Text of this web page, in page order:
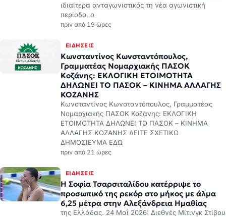
ιδιαίτερα ανταγωνιστικός τη νέα αγωνιστική
περίοδο, ο
πριν από 19 ώρες
ΕΙΔΉΣΕΙΣ
Κωνσταντίνος Κωνσταντόπουλος,
Γραμματέας Νομαρχιακής ΠΑΣΟΚ
Κοζάνης: ΕΚΛΟΓΙΚΗ ΕΤΟΙΜΟΤΗΤΑ
ΔΗΛΩΝΕΙ ΤΟ ΠΑΣΟΚ – ΚΙΝΗΜΑ ΑΛΛΑΓΗΣ
ΚΟΖΑΝΗΣ
Κωνσταντίνος Κωνσταντόπουλος, Γραμματέας
Νομαρχιακής ΠΑΣΟΚ Κοζάνης: ΕΚΛΟΓΙΚΗ
ΕΤΟΙΜΟΤΗΤΑ ΔΗΛΩΝΕΙ ΤΟ ΠΑΣΟΚ – ΚΙΝΗΜΑ
ΑΛΛΑΓΗΣ ΚΟΖΑΝΗΣ ΔΕΙΤΕ ΣΧΕΤΙΚΟ
ΔΗΜΟΣΙΕΥΜΑ ΕΔΩ
πριν από 21 ώρες
ΕΙΔΉΣΕΙΣ
Η Σοφία Τσαρσιταλίδου κατέρριψε το
προσωπικό της ρεκόρ στο μήκος με άλμα
6,25 μέτρα στην Αλεξάνδρεια Ημαθίας
της Ελλάδας. 24 Μαΐ 2026: Διεθνές Μίτινγκ Στίβου